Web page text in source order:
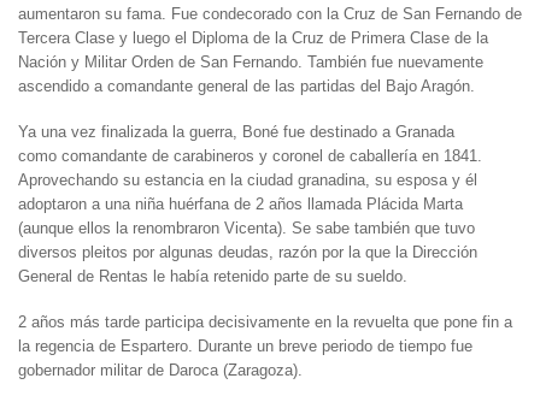
aumentaron su fama. Fue condecorado con la Cruz de San Fernando de
Tercera Clase y luego el Diploma de la Cruz de Primera Clase de la
Nación y Militar Orden de San Fernando. También fue nuevamente
ascendido a comandante general de las partidas del Bajo Aragón.
Ya una vez finalizada la guerra, Boné fue destinado a Granada
como comandante de carabineros y coronel de caballería en 1841.
Aprovechando su estancia en la ciudad granadina, su esposa y él
adoptaron a una niña huérfana de 2 años llamada Plácida Marta
(aunque ellos la renombraron Vicenta). Se sabe también que tuvo
diversos pleitos por algunas deudas, razón por la que la Dirección
General de Rentas le había retenido parte de su sueldo.
2 años más tarde participa decisivamente en la revuelta que pone fin a
la regencia de Espartero. Durante un breve periodo de tiempo fue
gobernador militar de Daroca (Zaragoza).